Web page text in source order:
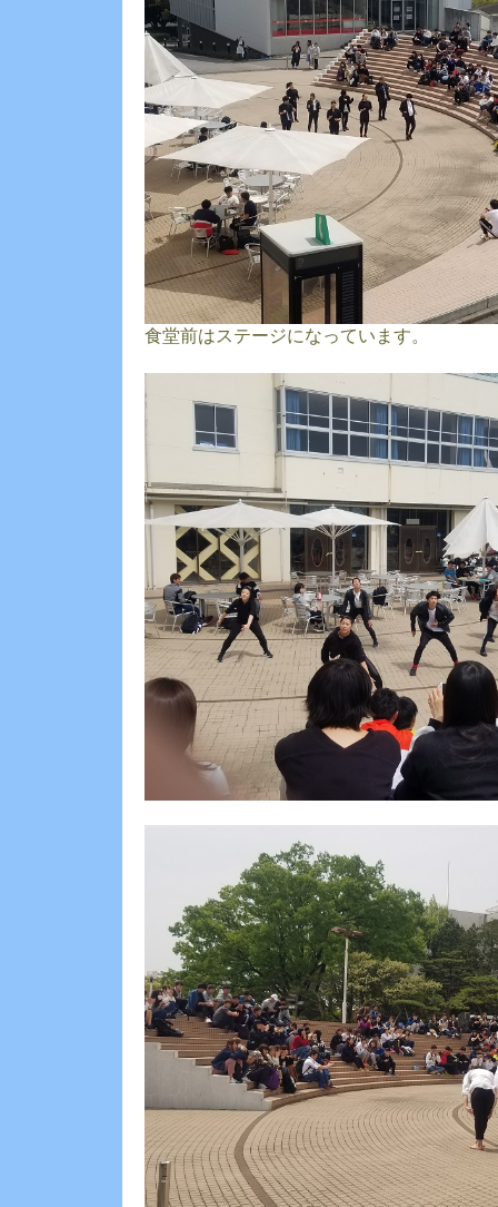
食堂前はステージになっています。